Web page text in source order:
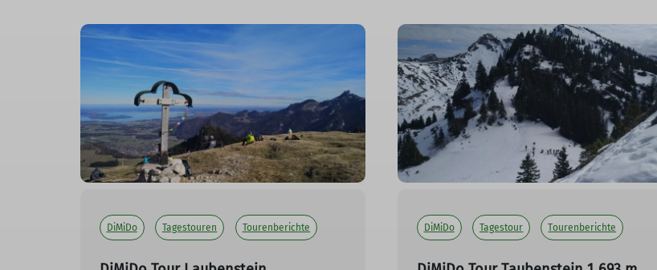
DiMiDo Tagestouren Tourenberichte DiMiDo Tagestour Tourenberichte